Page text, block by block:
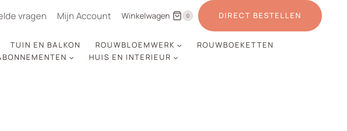
vragen Mijn Account Winkelwagen 0 DIRECT BESTELLEN
TUIN EN BALKON ROUWBLOEMWERK
ROUWBOEKETTEN
HUIS EN INTERIEUR